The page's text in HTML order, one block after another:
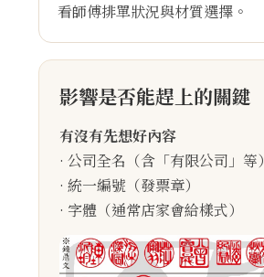
看師傅排單狀況與材質選擇。
影響是否能趕上的關鍵
有沒有先想好內容
· 公司全名（含「有限公司」等）
· 統一編號（發票章）
· 字體（通常店家會給樣式）